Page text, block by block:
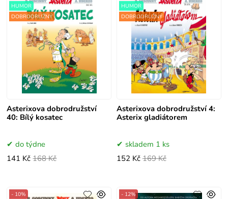
Asterixova dobrodružství
40: Bílý kosatec
HUMOR
DOBRODRUŽNÝ
do týdne
141 Kč 168 Kč
Asterixova dobrodružství 4:
Asterix gladiátorem
HUMOR
DOBRODRUŽNÝ
skladem 1 ks
152 Kč 169 Kč
- 10%
- 12%